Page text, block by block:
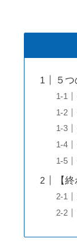
５
【